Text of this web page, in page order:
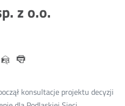
z o.o.
Udostępnij
na
OtwórzUdostępnij
przez
konsultacje projektu decyzji